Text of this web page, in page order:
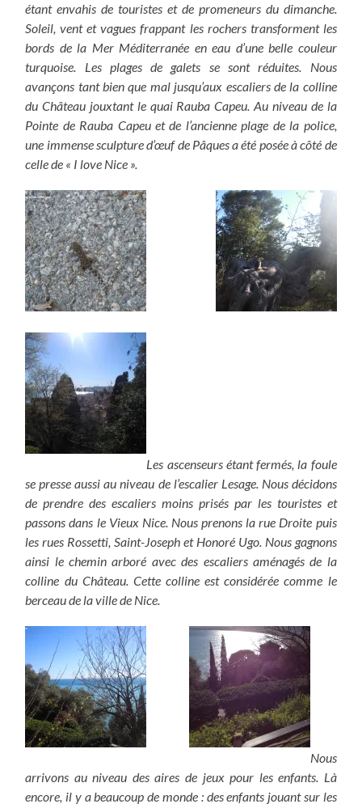
étant envahis de touristes et de promeneurs du dimanche.
Soleil, vent et vagues frappant les rochers transforment les
bords de la Mer Méditerranée en eau d’une belle couleur
turquoise. Les plages de galets se sont réduites. Nous
avançons tant bien que mal jusqu’aux escaliers de la colline
du Château jouxtant le quai Rauba Capeu. Au niveau de la
Pointe de Rauba Capeu et de l’ancienne plage de la police,
une immense sculpture d’œuf de Pâques a été posée à côté de
celle de « I love Nice ».
Les ascenseurs étant fermés, la foule
se presse aussi au niveau de l’escalier Lesage. Nous décidons
de prendre des escaliers moins prisés par les touristes et
passons dans le Vieux Nice. Nous prenons la rue Droite puis
les rues Rossetti, Saint-Joseph et Honoré Ugo. Nous gagnons
ainsi le chemin arboré avec des escaliers aménagés de la
colline du Château. Cette colline est considérée comme le
berceau de la ville de Nice.
Nous
arrivons au niveau des aires de jeux pour les enfants. Là
encore, il y a beaucoup de monde : des enfants jouant sur les